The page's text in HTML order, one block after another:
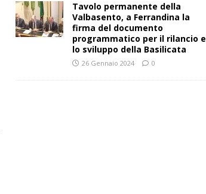
Tavolo permanente della
Valbasento, a Ferrandina la
firma del documento
programmatico per il rilancio e
lo sviluppo della Basilicata
26 Gennaio 2024 0